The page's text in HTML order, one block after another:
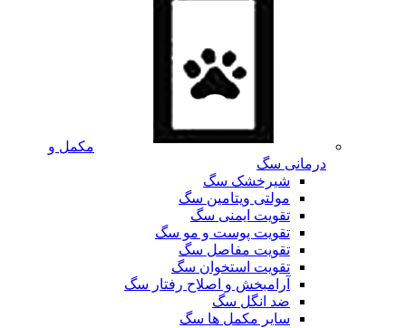
مکمل و
درمانی سگ
شیرخشک سگ
مولتی ویتامین سگ
تقویت ایمنی سگ
تقویت پوست و مو سگ
تقویت مفاصل سگ
تقویت استخوان سگ
آرامبخش و اصلاح رفتار سگ
ضد انگل سگ
سایر مکمل ها سگ